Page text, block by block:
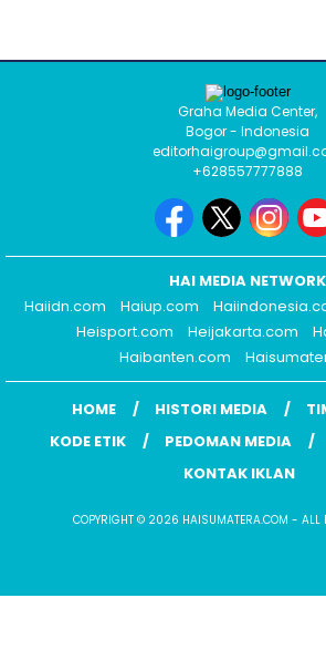
Graha Media Center,
Bogor - Indonesia
+628557777888
HAI MEDIA NETWORK
Haiidn.com
Haiup.com
Heisport.com
Heijakarta.com
Haibanten.com
HOME HISTORI MEDIA
KODE ETIK
PEDOMAN MEDIA
KONTAK IKLAN
COPYRIGHT © 2026 HAISUMATERA.COM - ALL